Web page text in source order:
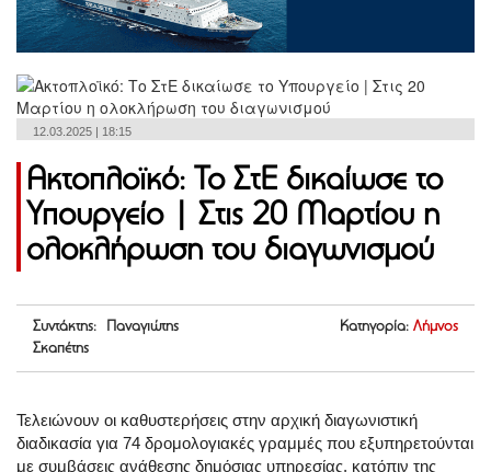
12.03.2025 | 18:15
Ακτοπλοϊκό: Το ΣτΕ δικαίωσε το
Υπουργείο | Στις 20 Μαρτίου η
ολοκλήρωση του διαγωνισμού
Συντάκτης: Παναγιώτης
Σκαπέτης
Κατηγορία: Λήμνος
Τελειώνουν οι καθυστερήσεις στην αρχική διαγωνιστική
διαδικασία για 74 δρομολογιακές γραμμές που εξυπηρετούνται
με συμβάσεις ανάθεσης δημόσιας υπηρεσίας, κατόπιν της